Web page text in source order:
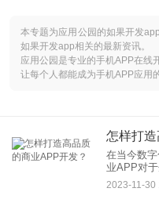
本专题为应用公园的如果开发
如果开发app相关的最新资讯。
应用公园是专业的手机APP在线
让每个人都能成为手机APP应用
怎样打
在当今数
业APP对
APP不仅
展市场份额
2023-11-30